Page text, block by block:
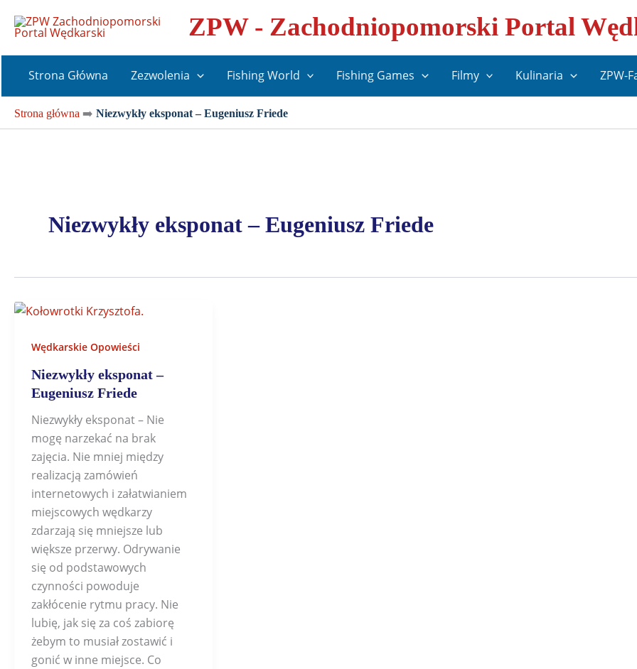
ZPW - Zachodniopomorski Portal
Strona Główna Zezwolenia Fishing World Fishing Games Filmy Kulinaria ZPW-
Strona główna ➡️ Niezwykły eksponat – Eugeniusz Friede
Niezwykły eksponat – Eugeniusz Friede
Wędkarskie Opowieści
Niezwykły eksponat –
Eugeniusz Friede
Niezwykły eksponat – Nie
mogę narzekać na brak
zajęcia. Nie mniej między
realizacją zamówień
internetowych i załatwianiem
miejscowych wędkarzy
zdarzają się mniejsze lub
większe przerwy. Odrywanie
się od podstawowych
czynności powoduje
zakłócenie rytmu pracy. Nie
lubię, jak się za coś zabiorę
żebym to musiał zostawić i
gonić w inne miejsce. Co